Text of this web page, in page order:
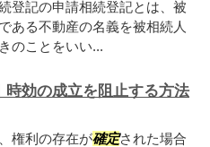
登記の申請相続登記とは、被
ある不動産の名義を被相続人
のことをいい...
時効の成立を阻止する方法
権利の存在が確定された場合